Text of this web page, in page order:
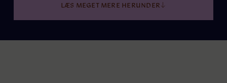
LÆS MEGET MERE HERUNDER